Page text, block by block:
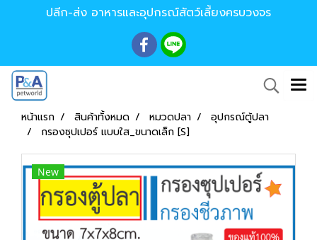
ปลีก-ส่ง อาหารและอุปกรณ์สัตว์เลี้ยงครบวงจร
หน้าแรก สินค้าทั้งหมด หมวดปลา
อุปกรณ์ตู้ปลา
กรองซุปเปอร์ แบบใส_ขนาดเล็ก [S]
New